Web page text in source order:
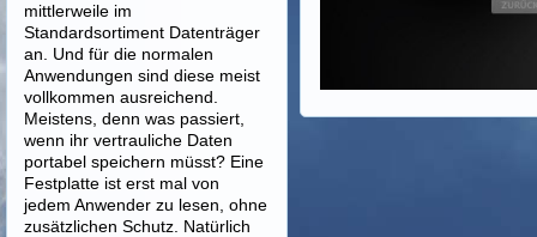
mittlerweile im
Standardsortiment Datenträger
an. Und für die normalen
Anwendungen sind diese meist
vollkommen ausreichend.
Meistens, denn was passiert,
wenn ihr vertrauliche Daten
portabel speichern müsst? Eine
Festplatte ist erst mal von
jedem Anwender zu lesen, ohne
zusätzlichen Schutz. Natürlich